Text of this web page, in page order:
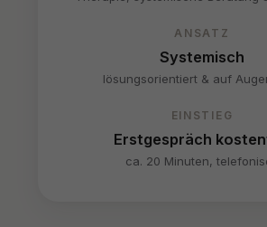
ANSATZ
Systemisch
lösungsorientiert & auf
EINSTIEG
Erstgespräch
ca. 20 Minuten,